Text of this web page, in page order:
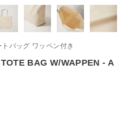
バッグ ワッペン付き
BAG W/WAPPEN - A